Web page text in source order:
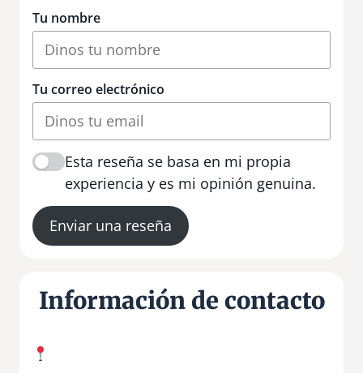
Tu nombre
Tu correo electrónico
Esta reseña se basa en mi propia
experiencia y es mi opinión genuina.
Enviar una reseña
Información de contacto